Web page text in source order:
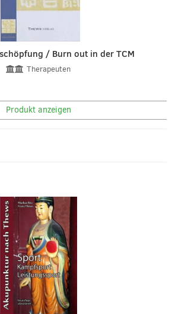
/ Burn out in der TCM
Therapeuten
Produkt anzeigen